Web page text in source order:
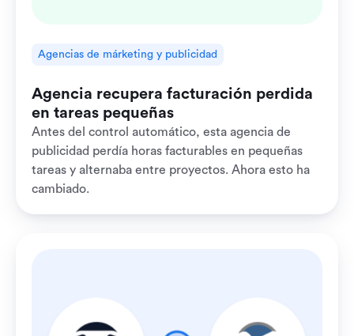
Agencias de márketing y publicidad
Agencia recupera facturación perdida
en tareas pequeñas
Antes del control automático, esta agencia de
publicidad perdía horas facturables en pequeñas
tareas y alternaba entre proyectos. Ahora esto ha
cambiado.